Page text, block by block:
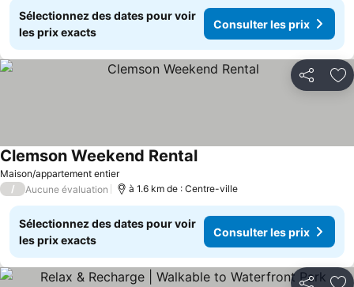
Sélectionnez des dates pour voir
les prix exacts
Consulter les prix
Partager
Maison/appartement entier
Clemson Weekend Rental
/ Aucune évaluation à 1.6 km de : Centre-ville
Sélectionnez des dates pour voir
les prix exacts
Consulter les prix